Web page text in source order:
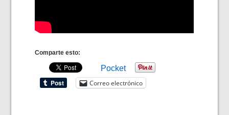
Comparte esto:
Pocket
Correo electrónico